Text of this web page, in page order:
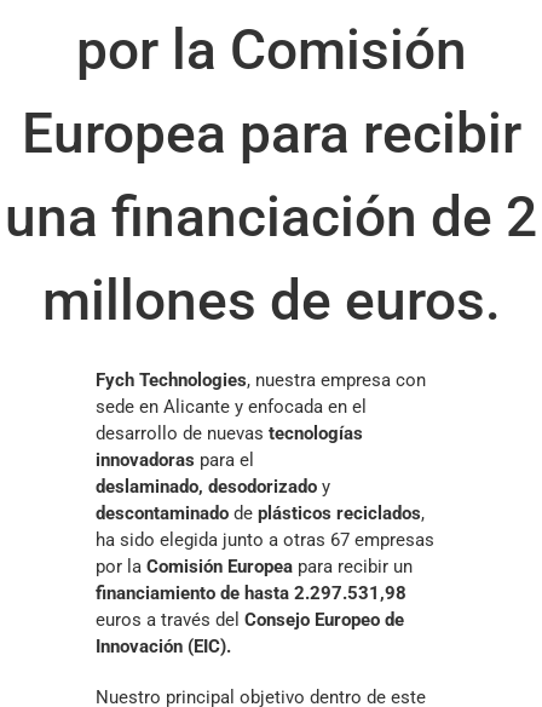
por la Comisión
Europea para recibir
una financiación de 2
millones de euros.
Fych Technologies, nuestra empresa con
sede en Alicante y enfocada en el
desarrollo de nuevas tecnologías
innovadoras para el
deslaminado, desodorizado y
descontaminado de plásticos reciclados,
ha sido elegida junto a otras 67 empresas
por la Comisión Europea para recibir un
financiamiento de hasta 2.297.531,98
euros a través del Consejo Europeo de
Innovación (EIC).
Nuestro principal objetivo dentro de este